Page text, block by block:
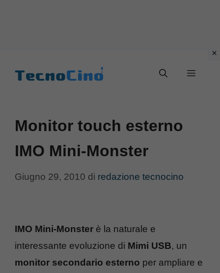
Menu
Monitor touch esterno
IMO Mini-Monster
Giugno 29, 2010 di redazione tecnocino
IMO Mini-Monster è la naturale e
interessante evoluzione di Mimi USB, un
monitor secondario esterno per ampliare e